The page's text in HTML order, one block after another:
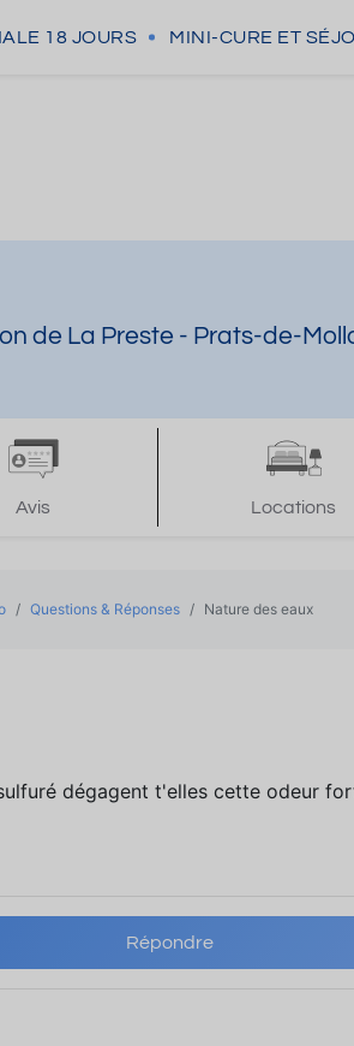
18 JOURS MINI-CURE ET
de La Preste - Prats-de-
Avis Locations
Questions & Réponses Nature des eaux
dégagent t'elles cette odeur
Répondre